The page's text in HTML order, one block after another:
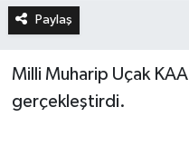
Paylaş
Milli Muharip Uçak
gerçekleştirdi.